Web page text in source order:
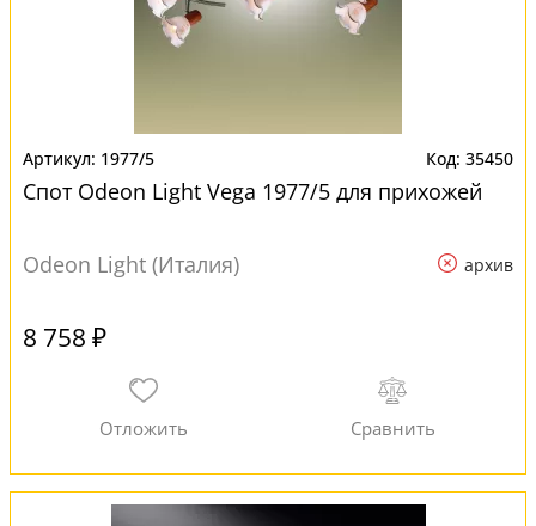
1977/5 35450
Спот Odeon Light Vega 1977/5 для прихожей
Odeon Light (Италия) архив
8 758 ₽